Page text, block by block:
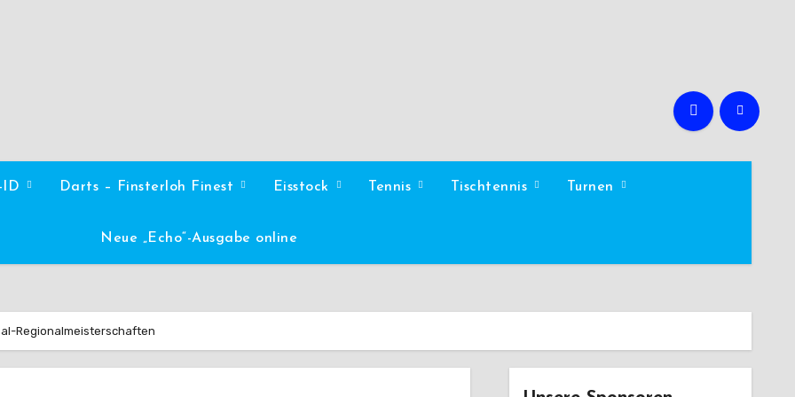
ID Darts – Finsterloh Finest Eisstock Tennis Tischtennis Turnen
Neue „Echo“-Ausgabe online
Regionalmeisterschaften